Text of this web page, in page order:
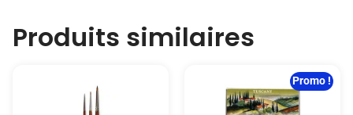
Produits similaires
Promo !